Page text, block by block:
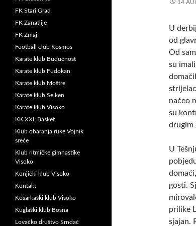
14
U
od
Od
su
načeo
su
drugim
U
gosti.
prilike
sjajan.
FK Stari Grad
FK Zanatlije
FK Zmaj
Football club Kosmos
Karate klub Budućnost
Karate klub Fudokan
Karate klub Moštre
Karate klub Seiken
Karate klub Visoko
KK XXL Basket
Klub obaranja ruke Vojnik
sreće
Klub ritmičke gimnastike
Visoko
Konjički klub Visoko
Kontakt
Košarkaški klub Visoko
Kuglaški klub Bosna
Lovačko društvo Srndać